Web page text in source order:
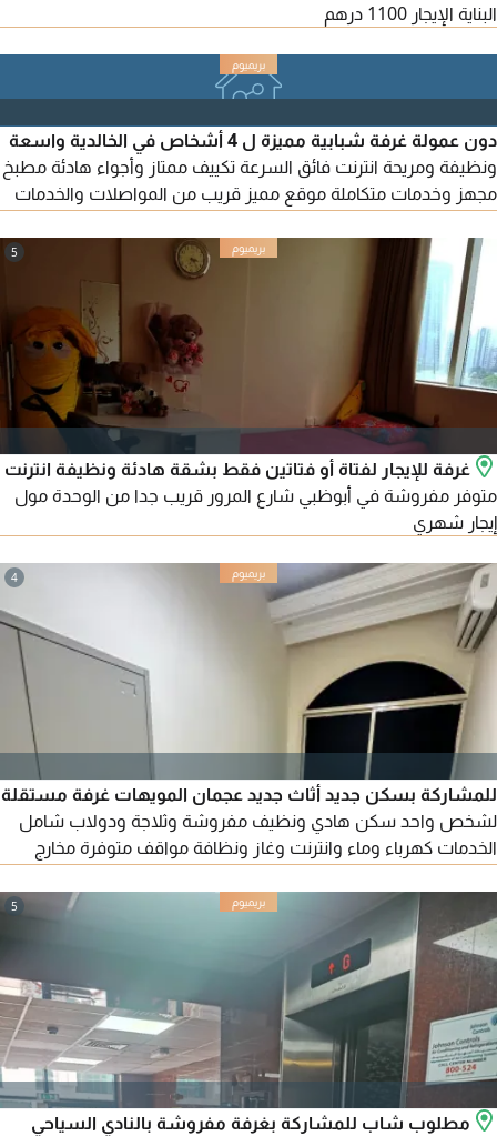
البناية الإيجار 1100 درهم
دون عمولة غرفة شبابية مميزة ل 4 أشخاص في الخالدية واسعة
ونظيفة ومريحة انترنت فائق السرعة تكييف ممتاز وأجواء هادئة مطبخ
مجهز وخدمات متكاملة موقع مميز قريب من المواصلات والخدمات
5
غرفة للإيجار لفتاة أو فتاتين فقط بشقة هادئة ونظيفة انترنت
متوفر مفروشة في أبوظبي شارع المرور قريب جدا من الوحدة مول
إيجار شهري
4
للمشاركة بسكن جديد أثاث جديد عجمان المويهات غرفة مستقلة
لشخص واحد سكن هادي ونظيف مفروشة وثلاجة ودولاب شامل
الخدمات كهرباء وماء وانترنت وغاز ونظافة مواقف متوفرة مخارج
5
مطلوب شاب للمشاركة بغرفة مفروشة بالنادي السياحي